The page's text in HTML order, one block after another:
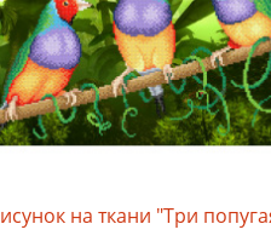
на ткани "Три